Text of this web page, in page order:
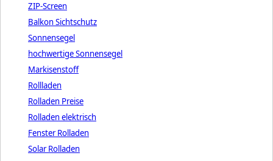
ZIP-Screen
Balkon Sichtschutz
Sonnensegel
hochwertige Sonnensegel
Markisenstoff
Rollladen
Rolladen Preise
Rolladen elektrisch
Fenster Rolladen
Solar Rolladen